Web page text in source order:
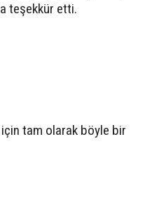
teşekkür etti.
için tam olarak böyle bir